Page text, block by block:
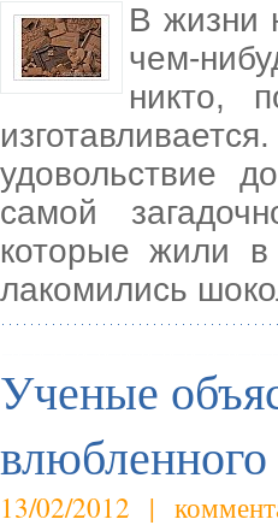
В жизни
чем-
никто,
удовольствие
самой
которые жили
лакомились
Ученые
влюбленного
13/02/2012 |